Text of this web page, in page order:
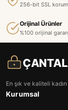
256-bit SSL
Orijinal Ürünler
%100 orijinal
En şık ve kaliteli
Kurumsal